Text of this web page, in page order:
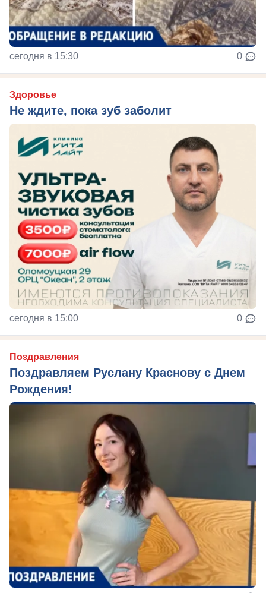
сегодня в 15:30 0
Здоровье
Не ждите, пока зуб заболит
сегодня в 15:00 0
Поздравления
Поздравляем Руслану Краснову с Днем
Рождения!